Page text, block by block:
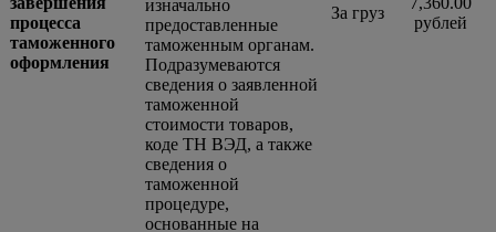
процесса
таможенного
оформления
изначально
предоставленные
таможенным органам.
Подразумеваются
сведения о заявленной
таможенной
стоимости товаров,
коде ТН ВЭД, а также
сведения о
таможенной
процедуре,
основанные на
За груз
рублей